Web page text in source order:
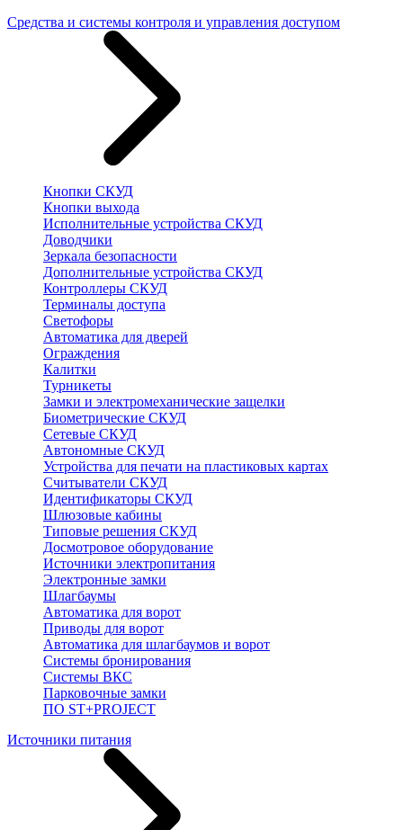
Средства и системы контроля и управления доступом
Кнопки СКУД
Кнопки выхода
Исполнительные устройства СКУД
Доводчики
Зеркала безопасности
Дополнительные устройства СКУД
Контроллеры СКУД
Терминалы доступа
Светофоры
Автоматика для дверей
Ограждения
Калитки
Турникеты
Замки и электромеханические защелки
Биометрические СКУД
Сетевые СКУД
Автономные СКУД
Устройства для печати на пластиковых картах
Считыватели СКУД
Идентификаторы СКУД
Шлюзовые кабины
Типовые решения СКУД
Досмотровое оборудование
Источники электропитания
Электронные замки
Шлагбаумы
Автоматика для ворот
Приводы для ворот
Автоматика для шлагбаумов и ворот
Системы бронирования
Системы ВКС
Парковочные замки
ПО ST+PROJECT
Источники питания